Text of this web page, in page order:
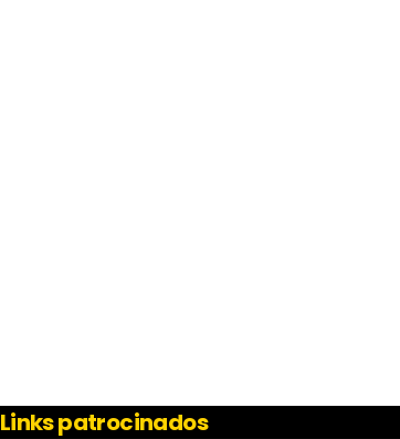
Links patrocinados